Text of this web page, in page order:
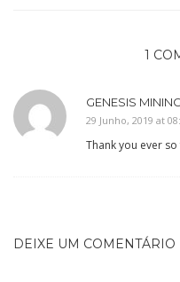
1
GENESIS
29 Junho, 2019 at
Thank you ever
DEIXE UM COMENTÁRIO